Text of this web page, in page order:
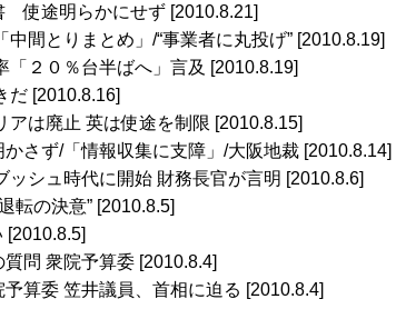
使途明らかにせず [2010.8.21]
中間とりまとめ」/“事業者に丸投げ” [2010.8.19]
「２０％台半ばへ」言及 [2010.8.19]
だ [2010.8.16]
アは廃止 英は使途を制限 [2010.8.15]
さず/「情報収集に支障」/大阪地裁 [2010.8.14]
ッシュ時代に開始 財務長官が言明 [2010.8.6]
転の決意” [2010.8.5]
[2010.8.5]
問 衆院予算委 [2010.8.4]
予算委 笠井議員、首相に迫る [2010.8.4]